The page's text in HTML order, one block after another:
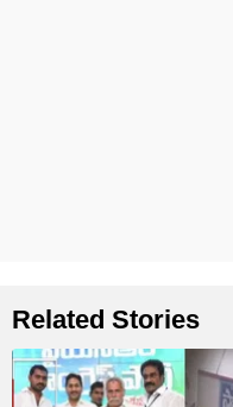
Related Stories